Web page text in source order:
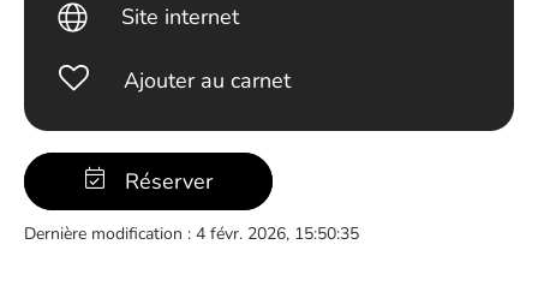
Site internet
Ajouter au carnet
Réserver
Dernière modification : 4 févr. 2026, 15:50:35